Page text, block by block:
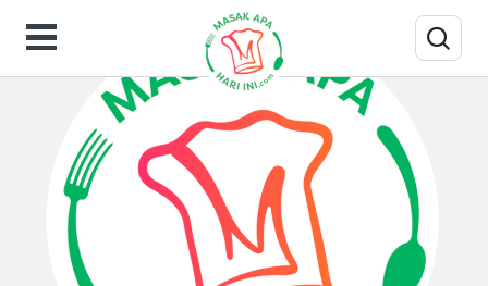
Resep Masakan